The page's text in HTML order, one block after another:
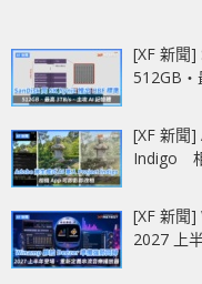
[XF 新聞
512GB‧
[XF 新聞
Indigo
[XF 新聞
2027 上